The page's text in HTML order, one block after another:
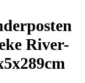
River-